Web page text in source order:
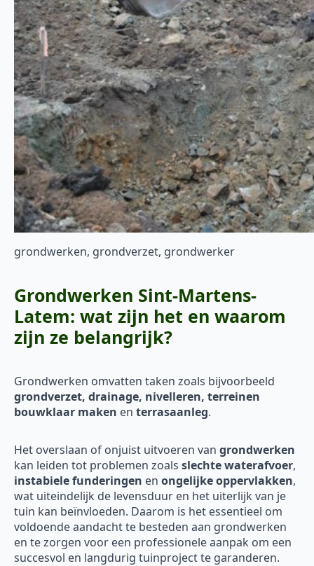
grondwerken, grondverzet, grondwerker
Grondwerken Sint-Martens-
Latem: wat zijn het en waarom
zijn ze belangrijk?
Grondwerken omvatten taken zoals bijvoorbeeld
grondverzet, drainage, nivelleren, terreinen
bouwklaar maken en terrasaanleg.
Het overslaan of onjuist uitvoeren van grondwerken
kan leiden tot problemen zoals slechte waterafvoer,
instabiele funderingen en ongelijke oppervlakken,
wat uiteindelijk de levensduur en het uiterlijk van je
tuin kan beïnvloeden. Daarom is het essentieel om
voldoende aandacht te besteden aan grondwerken
en te zorgen voor een professionele aanpak om een
succesvol en langdurig tuinproject te garanderen.